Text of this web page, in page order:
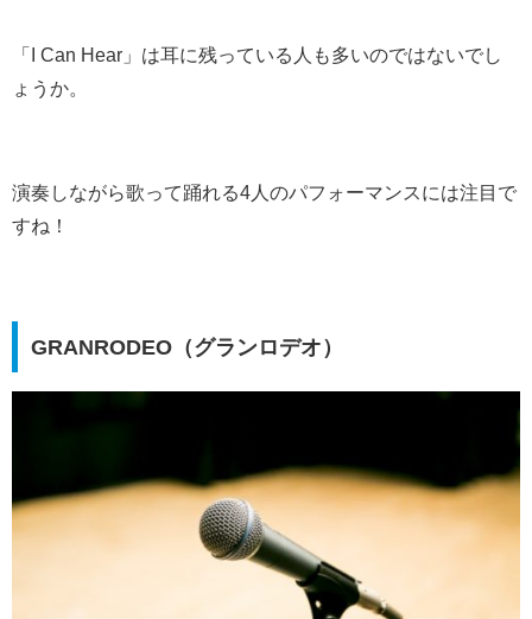
「I Can Hear」は耳に残っている人も多いのではないでし
ょうか。
演奏しながら歌って踊れる4人のパフォーマンスには注目で
すね！
GRANRODEO（グランロデオ）